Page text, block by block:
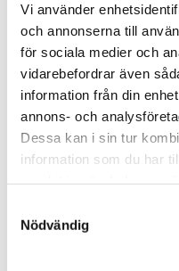
Vi använder
och annonserna till
för sociala medier och
vidarebefordrar även
information från din
annons- och
Dessa kan i sin tur
information som du har
Nödvändig